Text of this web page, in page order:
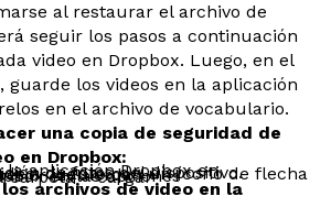
al restaurar el archivo de
seguir los pasos a continuación
video en Dropbox. Luego, en el
guarde los videos en la aplicación
en el archivo de vocabulario.
una copia de seguridad de
en Dropbox:
de fotos del dispositivo.
flecha en la esquina superior izquierda
en las opciones
carpeta – cargar
los archivos de video en la